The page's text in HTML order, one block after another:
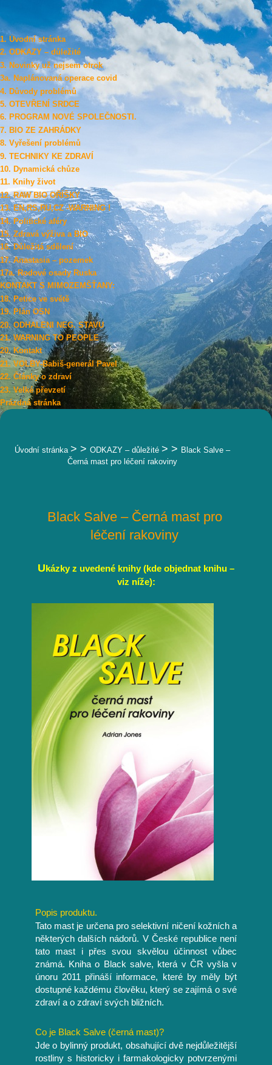
1. Úvodní stránka
2. ODKAZY – důležité
3. Novinky už nejsem otrok
3a. Naplánovaná operace covid
4. Důvody problémů
5. OTEVŘENÍ SRDCE
6. PROGRAM NOVÉ SPOLEČNOSTI.
7. BIO ZE ZAHRÁDKY
8. Vyřešení problémů
9. TECHNIKY KE ZDRAVÍ
10. Dynamická chůze
11. Knihy život
12. RAW BIO OŘÍŠKY
13. EN,RS,RU,CZ -WARNING !
14. Politické aféry
15. Zdravá výživa a BIO
16. Důležitá sdělení
17. Anastasia – pozemek
17a. Rodové osady Ruska
KONTAKT S MIMOZEMŠŤANY:
18. Petice ve světě
19. Plán OSN
20. ODHALENI NEG. STAVU
21. WARNING TO PEOPLE
20. Kontakt
21. VOLBY-Babiš-generál Pavel
22. Články o zdraví
23. Velké převzetí
Prázdná stránka
Úvodní stránka > >ODKAZY – důležité > > Black Salve –
Černá mast pro léčení rakoviny
Black Salve – Černá mast pro
léčení rakoviny
Ukázky z uvedené knihy (kde objednat knihu –
viz níže):
Popis produktu.
Tato mast je určena pro selektivní ničení kožních a
některých dalších nádorů. V České republice není
tato mast i přes svou skvělou účinnost vůbec
známá. Kniha o Black salve, která v ČR vyšla v
únoru 2011 přináší informace, které by měly být
dostupné každému člověku, který se zajímá o své
zdraví a o zdraví svých bližních.
Co je Black Salve (černá mast)?
Jde o bylinný produkt, obsahující dvě nejdůležitější
rostliny s historicky i farmakologicky potvrzenými